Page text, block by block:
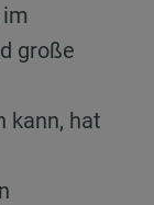
große
kann, hat